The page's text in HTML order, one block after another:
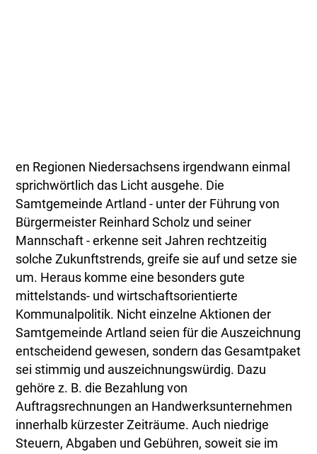
en Regionen Niedersachsens irgendwann einmal
sprichwörtlich das Licht ausgehe. Die
Samtgemeinde Artland - unter der Führung von
Bürgermeister Reinhard Scholz und seiner
Mannschaft - erkenne seit Jahren rechtzeitig
solche Zukunftstrends, greife sie auf und setze sie
um. Heraus komme eine besonders gute
mittelstands- und wirtschaftsorientierte
Kommunalpolitik. Nicht einzelne Aktionen der
Samtgemeinde Artland seien für die Auszeichnung
entscheidend gewesen, sondern das Gesamtpaket
sei stimmig und auszeichnungswürdig. Dazu
gehöre z. B. die Bezahlung von
Auftragsrechnungen an Handwerksunternehmen
innerhalb kürzester Zeiträume. Auch niedrige
Steuern, Abgaben und Gebühren, soweit sie im